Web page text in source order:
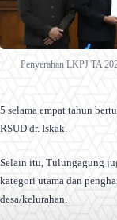
Penyerahan LKPJ TA
5 selama empat tahun
RSUD dr. Iskak.
Selain itu, Tulungagung
kategori utama dan
desa/kelurahan.